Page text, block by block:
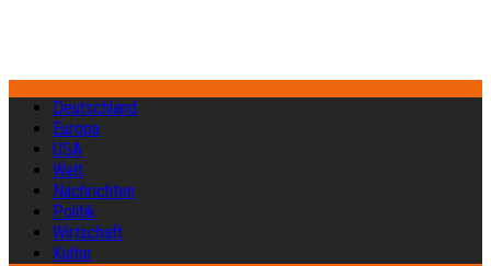
Deutschland
Europa
USA
Welt
Nachrichten
Politik
Wirtschaft
Kultur